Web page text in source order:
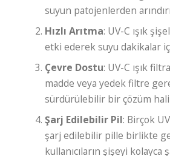
suyun patojenlerden
Hızlı Arıtma: UV-C ışık
etki ederek suyu dakikalar
Çevre Dostu: UV-C ışık
madde veya yedek filtre
sürdürülebilir bir çözüm
Şarj Edilebilir Pil: Birçok
şarj edilebilir pille birlikte
kullanıcıların şişeyi